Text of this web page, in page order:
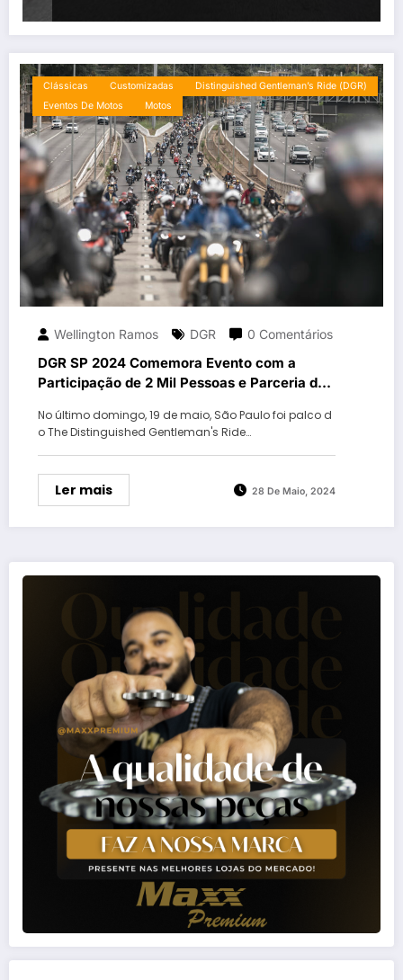
Clássicas Customizadas
Distinguished Gentleman’s Ride (DGR)
Eventos De Motos
Motos
Wellington Ramos DGR 0 Comentários
DGR SP 2024 Comemora Evento com a
Participação de 2 Mil Pessoas e Parceria da
No último domingo, 19 de maio, São Paulo foi palco d
o The Distinguished Gentleman's Ride…
Ler mais 28 De Maio, 2024